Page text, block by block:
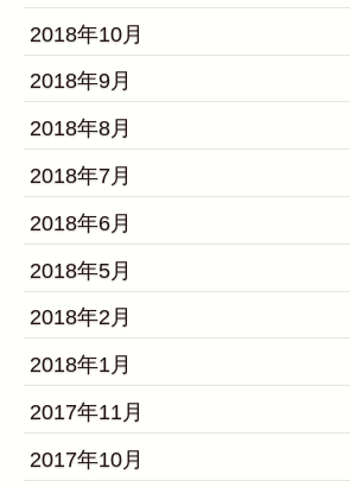
2018年10月
2018年9月
2018年8月
2018年7月
2018年6月
2018年5月
2018年2月
2018年1月
2017年11月
2017年10月